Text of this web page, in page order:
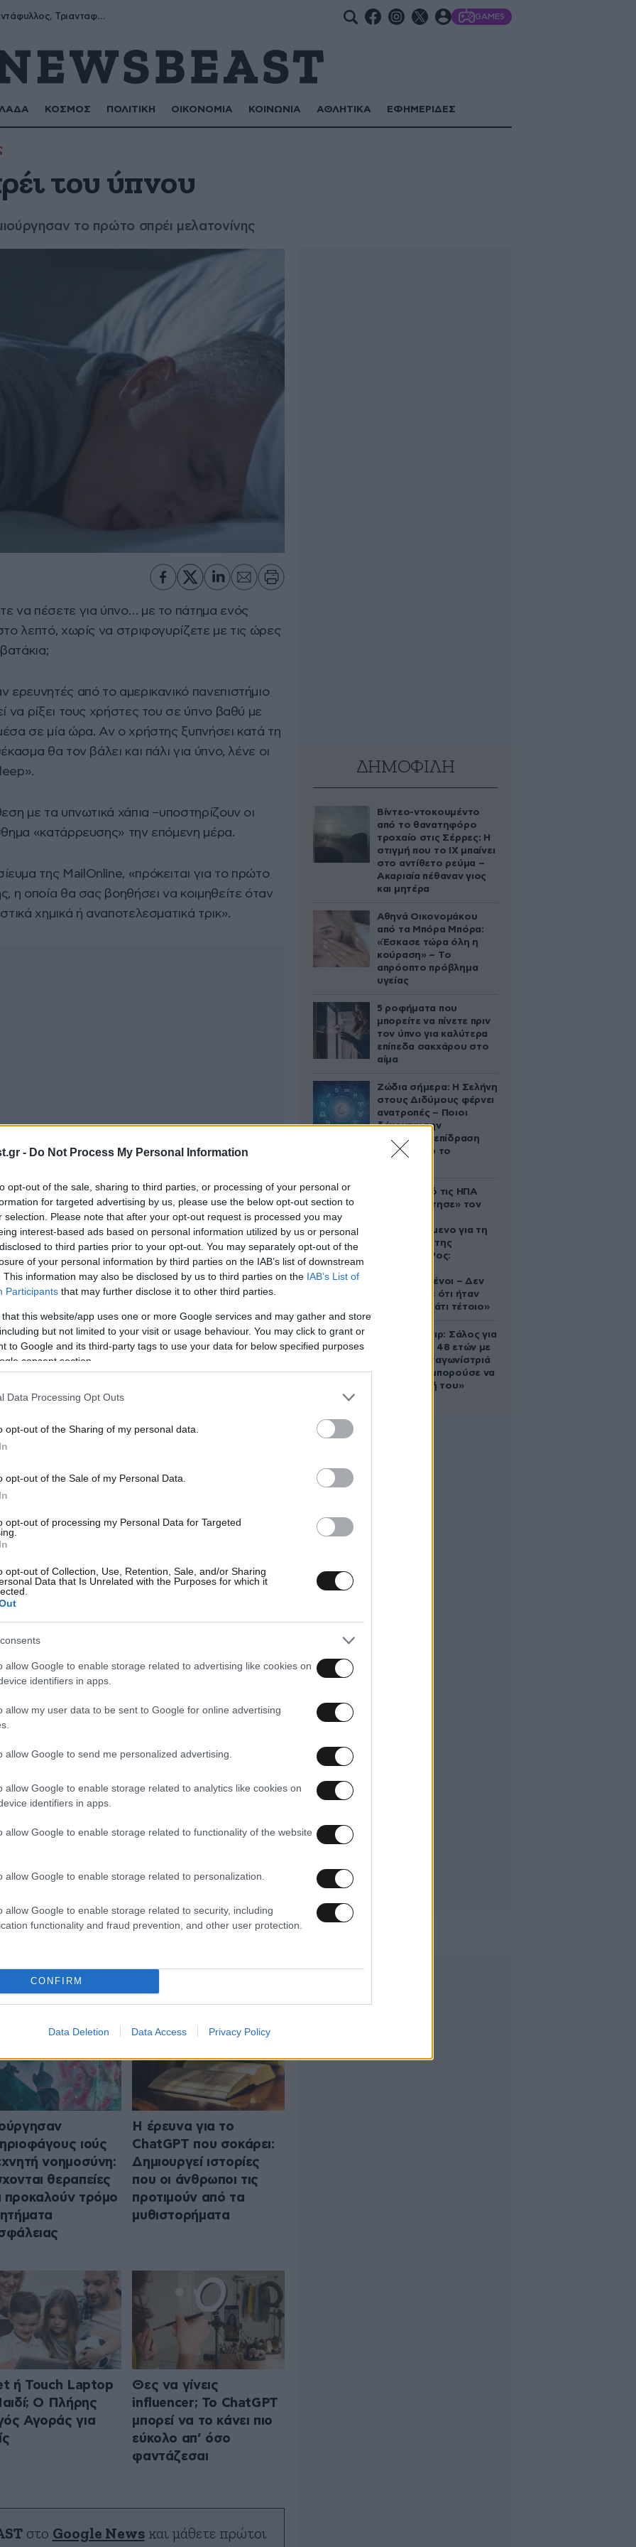
- Do Not Process My Personal Information
opt-out of the sale, sharing to third parties, or processing of your personal or
for targeted advertising by us, please use the below opt-out section to
selection. Please note that after your opt-out request is processed you may
interest-based ads based on personal information utilized by us or personal
to third parties prior to your opt-out. You may separately opt-out of the
of your personal information by third parties on the IAB’s list of downstream
This information may also be disclosed by us to third parties on the IAB’s List of
Participants that may further disclose it to other third parties.
that this website/app uses one or more Google services and may gather and store
but not limited to your visit or usage behaviour. You may click to grant or
to Google and its third-party tags to use your data for below specified purposes
consent section.
Data Processing Opt Outs
opt-out of the Sharing of my personal data.
opt-out of the Sale of my Personal Data.
opt-out of processing my Personal Data for Targeted
opt-out of Collection, Use, Retention, Sale, and/or Sharing
Data that Is Unrelated with the Purposes for which it
allow Google to enable storage related to advertising like cookies on
identifiers in apps.
allow my user data to be sent to Google for online advertising
allow Google to send me personalized advertising.
allow Google to enable storage related to analytics like cookies on
identifiers in apps.
allow Google to enable storage related to functionality of the website
allow Google to enable storage related to personalization.
allow Google to enable storage related to security, including
functionality and fraud prevention, and other user protection.
CONFIRM
Data Deletion Data Access Privacy Policy
Μύρων, Τριαντάφυλλος, Τριανταφυλλιά, Φυλλιώ, Ρόζα GAMES
ΚΟΣΜΟΣ ΠΟΛΙΤΙΚΗ ΟΙΚΟΝΟΜΙΑ ΚΟΙΝΩΝΙΑ ΑΘΛΗΤΙΚΑ ΕΦΗΜΕΡΙΔΕΣ
του ύπνου
το πρώτο σπρέι μελατονίνης
να πέσετε για ύπνο… με το πάτημα ενός
λεπτό, χωρίς να στριφογυρίζετε με τις ώρες
ερευνητές από το αμερικανικό πανεπιστήμιο
να ρίξει τους χρήστες του σε ύπνο βαθύ με
σε μία ώρα. Αν ο χρήστης ξυπνήσει κατά τη
θα τον βάλει και πάλι για ύπνο, λένε οι
με τα υπνωτικά χάπια –υποστηρίζουν οι
«κατάρρευσης» την επόμενη μέρα.
της MailOnline, «πρόκειται για το πρώτο
η οποία θα σας βοηθήσει να κοιμηθείτε όταν
χημικά ή αναποτελεσματικά τρικ».
τρόπο τη μελατονίνη, όταν σκοτεινιάζει.
οι οποίες εκπέμπουν τεχνητό φως,
διαδικασία παραγωγής μελατονίνης.
μικρότερη ποσότητα μελατονίνης απ’ ό,τι
και αποτελείται από ένα μίγμα
νερού.
φαίνεται ότι είναι ιδιαίτερα δημοφιλής στο
ήδη δύο φορές το χρηματοδοτικό του
από 24 ώρες.
ανάπτυξης, όμως τον ερχόμενο
πρωτότυπο και η πρώτη «δόση» στις αρχές
ΔΗΜΟΦΙΛΗ
Βίντεο-ντοκουμέντο
από το θανατηφόρο
τροχαίο στις Σέρρες: Η
στιγμή που το ΙΧ μπαίνει
στο αντίθετο ρεύμα –
Ακαριαία πέθαναν γιος
και μητέρα
Αθηνά Οικονομάκου
από τα Μπόρα Μπόρα:
«Έσκασε τώρα όλη η
κούραση» – Το
απρόοπτο πρόβλημα
υγείας
5 ροφήματα που
μπορείτε να πίνετε πριν
τον ύπνο για καλύτερα
επίπεδα σακχάρου στο
αίμα
Ζώδια σήμερα: Η Σελήνη
στους Διδύμους φέρνει
ανατροπές – Ποιοι
δέχονται την
ευεργετική επίδραση
του Δία από το
Ζευγάρι από τις ΗΠΑ
που «υιοθέτησε» τον
κατηγορούμενο για τη
δολοφονία της
Ελίζαμπεθ Ρος:
συντετριμμένοι – Δεν
έδειξε ποτέ ότι ήταν
ικανός για κάτι τέτοιο»
Ρίτσαρντ Γκιρ: Σάλος για
τη διαφορά 48 ετών με
τη συμπρωταγωνίστριά
του – «Θα μπορούσε να
είναι εγγονή του»
ΤΕΧΝΟΛΟΓΙΑ ΟΛΑ ΤΑ ΑΡΘΡΑ
ιούς
νοημοσύνη:
θεραπείες
προκαλούν τρόμο
H έρευνα για το
ChatGPT που σοκάρει:
Δημιουργεί ιστορίες
που οι άνθρωποι τις
προτιμούν από τα
μυθιστορήματα
ή Touch Laptop
Ο Πλήρης
Αγοράς για
Θες να γίνεις
influencer; Το ChatGPT
μπορεί να το κάνει πιο
εύκολο απ’ όσο
φαντάζεσαι
στο Google Newsκαι μάθετε πρώτοι